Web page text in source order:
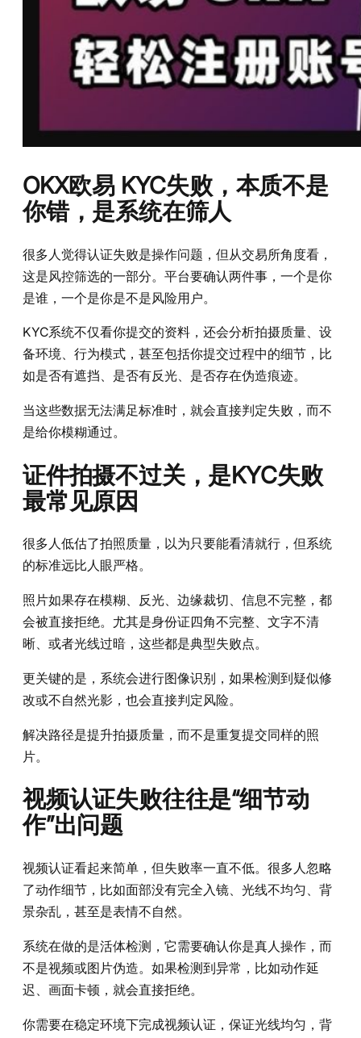
OKX欧易 KYC失败，本质不是
你错，是系统在筛人
很多人觉得认证失败是操作问题，但从交易所角度看，
这是风控筛选的一部分。平台要确认两件事，一个是你
是谁，一个是你是不是风险用户。
KYC系统不仅看你提交的资料，还会分析拍摄质量、设
备环境、行为模式，甚至包括你提交过程中的细节，比
如是否有遮挡、是否有反光、是否存在伪造痕迹。
当这些数据无法满足标准时，就会直接判定失败，而不
是给你模糊通过。
证件拍摄不过关，是KYC失败
最常见原因
很多人低估了拍照质量，以为只要能看清就行，但系统
的标准远比人眼严格。
照片如果存在模糊、反光、边缘裁切、信息不完整，都
会被直接拒绝。尤其是身份证四角不完整、文字不清
晰、或者光线过暗，这些都是典型失败点。
更关键的是，系统会进行图像识别，如果检测到疑似修
改或不自然光影，也会直接判定风险。
解决路径是提升拍摄质量，而不是重复提交同样的照
片。
视频认证失败往往是“细节动
作”出问题
视频认证看起来简单，但失败率一直不低。很多人忽略
了动作细节，比如面部没有完全入镜、光线不均匀、背
景杂乱，甚至是表情不自然。
系统在做的是活体检测，它需要确认你是真人操作，而
不是视频或图片伪造。如果检测到异常，比如动作延
迟、画面卡顿，就会直接拒绝。
你需要在稳定环境下完成视频认证，保证光线均匀，背